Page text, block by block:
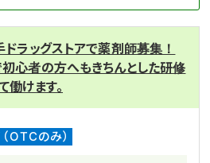
ラッグストアで薬剤師募集！
心者の方へもきちんとした研修
働けます。
OTCのみ）